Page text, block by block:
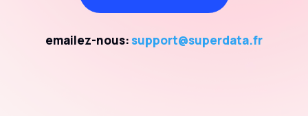
emailez-nous: support@superdata.fr